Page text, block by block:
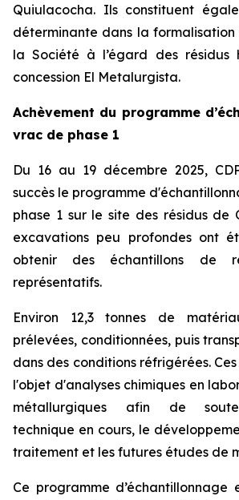
Quiulacocha. Ils constituent
déterminante dans la
la Société à l’égard des résidus
concession El Metalurgista.
Achèvement du programme
vrac de phase 1
Du 16 au 19 décembre 2025,
succès le programme
phase 1 sur le site des résidus de
excavations peu profondes ont
obtenir des échantillons de
représentatifs.
Environ 12,3 tonnes de
prélevées, conditionnées, puis
dans des conditions réfrigérées.
l'objet d'analyses chimiques en
métallurgiques afin de
technique en cours, le
traitement et les futures études de
Ce programme d’échantillonnage